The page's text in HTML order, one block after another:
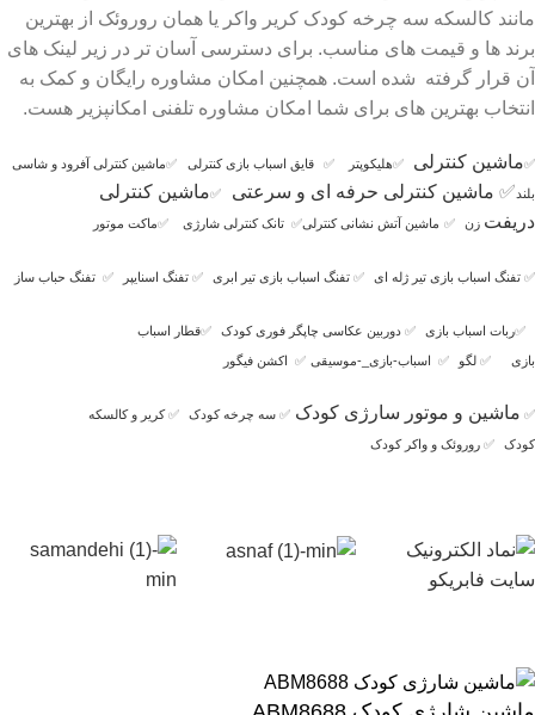
مانند کالسکه سه چرخه کودک کریر واکر یا همان روروئک از بهترین
برند ها و قیمت های مناسب. برای دسترسی آسان تر در زیر لینک های
آن قرار گرفته شده است. همچنین امکان مشاوره رایگان و کمک به
انتخاب بهترین های برای شما امکان مشاوره تلفنی امکانپزیر هست.
✅ماشین کنترلی ✅هلیکوپتر ✅ قایق اسباب بازی کنترلی ✅ماشین کنترلی آفرود و شاسی
بلند ✅ ماشین کنترلی حرفه ای و سرعتی ✅ماشین کنترلی
دریفت زن ✅ ماشین آتش نشانی کنترلی✅ تانک کنترلی شارژی ✅ماکت موتور
✅ تفنگ اسباب بازی تیر ژله ای ✅ تفنگ اسباب بازی تیر ابری ✅ تفنگ اسنایپر ✅ تفنگ حباب ساز
✅ربات اسباب بازی ✅ دوربین عکاسی چاپگر فوری کودک ✅قطار اسباب
بازی ✅ لگو ✅ اسباب-بازی_-موسیقی ✅ اکشن فیگور
✅ ماشین و موتور سارژی کودک ✅ سه چرخه کودک ✅کریر و کالسکه
کودک ✅ روروئک و واکر کودک